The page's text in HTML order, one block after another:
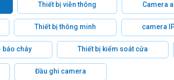
Thiết bị viễn thông Camera
Thiết bị thông minh camera
báo cháy Thiết bị kiểm soát cửa
Đầu ghi camera